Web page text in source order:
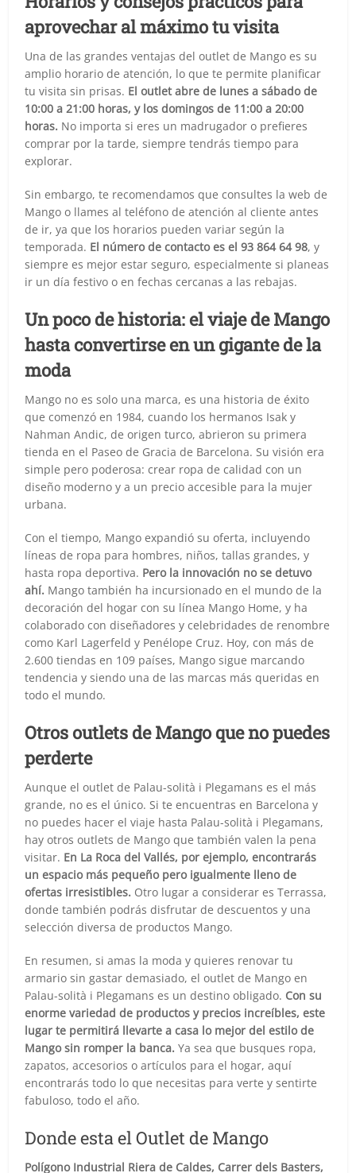
aprovechar al máximo tu visita
Una de las grandes ventajas del outlet de Mango es su
amplio horario de atención, lo que te permite planificar
tu visita sin prisas. El outlet abre de lunes a sábado de
10:00 a 21:00 horas, y los domingos de 11:00 a 20:00
horas. No importa si eres un madrugador o prefieres
comprar por la tarde, siempre tendrás tiempo para
explorar.
Sin embargo, te recomendamos que consultes la web de
Mango o llames al teléfono de atención al cliente antes
de ir, ya que los horarios pueden variar según la
temporada. El número de contacto es el 93 864 64 98, y
siempre es mejor estar seguro, especialmente si planeas
ir un día festivo o en fechas cercanas a las rebajas.
Un poco de historia: el viaje de Mango
hasta convertirse en un gigante de la
moda
Mango no es solo una marca, es una historia de éxito
que comenzó en 1984, cuando los hermanos Isak y
Nahman Andic, de origen turco, abrieron su primera
tienda en el Paseo de Gracia de Barcelona. Su visión era
simple pero poderosa: crear ropa de calidad con un
diseño moderno y a un precio accesible para la mujer
urbana.
Con el tiempo, Mango expandió su oferta, incluyendo
líneas de ropa para hombres, niños, tallas grandes, y
hasta ropa deportiva. Pero la innovación no se detuvo
ahí. Mango también ha incursionado en el mundo de la
decoración del hogar con su línea Mango Home, y ha
colaborado con diseñadores y celebridades de renombre
como Karl Lagerfeld y Penélope Cruz. Hoy, con más de
2.600 tiendas en 109 países, Mango sigue marcando
tendencia y siendo una de las marcas más queridas en
todo el mundo.
Otros outlets de Mango que no puedes
perderte
Aunque el outlet de Palau-solità i Plegamans es el más
grande, no es el único. Si te encuentras en Barcelona y
no puedes hacer el viaje hasta Palau-solità i Plegamans,
hay otros outlets de Mango que también valen la pena
visitar. En La Roca del Vallés, por ejemplo, encontrarás
un espacio más pequeño pero igualmente lleno de
ofertas irresistibles. Otro lugar a considerar es Terrassa,
donde también podrás disfrutar de descuentos y una
selección diversa de productos Mango.
En resumen, si amas la moda y quieres renovar tu
armario sin gastar demasiado, el outlet de Mango en
Palau-solità i Plegamans es un destino obligado. Con su
enorme variedad de productos y precios increíbles, este
lugar te permitirá llevarte a casa lo mejor del estilo de
Mango sin romper la banca. Ya sea que busques ropa,
zapatos, accesorios o artículos para el hogar, aquí
encontrarás todo lo que necesitas para verte y sentirte
fabuloso, todo el año.
Donde esta el Outlet de Mango
Polígono Industrial Riera de Caldes, Carrer dels Basters,